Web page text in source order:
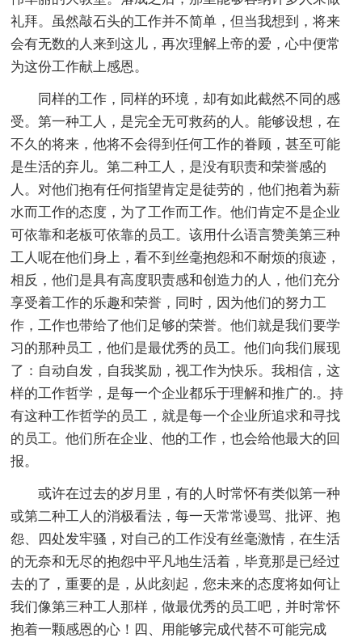
礼拜。虽然敲石头的工作并不简单，但当我想到，将来
会有无数的人来到这儿，再次理解上帝的爱，心中便常
为这份工作献上感恩。
同样的工作，同样的环境，却有如此截然不同的感
受。第一种工人，是完全无可救药的人。能够设想，在
不久的将来，他将不会得到任何工作的眷顾，甚至可能
是生活的弃儿。第二种工人，是没有职责和荣誉感的
人。对他们抱有任何指望肯定是徒劳的，他们抱着为薪
水而工作的态度，为了工作而工作。他们肯定不是企业
可依靠和老板可依靠的员工。该用什么语言赞美第三种
工人呢在他们身上，看不到丝毫抱怨和不耐烦的痕迹，
相反，他们是具有高度职责感和创造力的人，他们充分
享受着工作的乐趣和荣誉，同时，因为他们的努力工
作，工作也带给了他们足够的荣誉。他们就是我们要学
习的那种员工，他们是最优秀的员工。他们向我们展现
了：自动自发，自我奖励，视工作为快乐。我相信，这
样的工作哲学，是每一个企业都乐于理解和推广的.。持
有这种工作哲学的员工，就是每一个企业所追求和寻找
的员工。他们所在企业、他的工作，也会给他最大的回
报。
或许在过去的岁月里，有的人时常怀有类似第一种
或第二种工人的消极看法，每一天常常谩骂、批评、抱
怨、四处发牢骚，对自己的工作没有丝毫激情，在生活
的无奈和无尽的抱怨中平凡地生活着，毕竟那是已经过
去的了，重要的是，从此刻起，您未来的态度将如何让
我们像第三种工人那样，做最优秀的员工吧，并时常怀
抱着一颗感恩的心！四、用能够完成代替不可能完成